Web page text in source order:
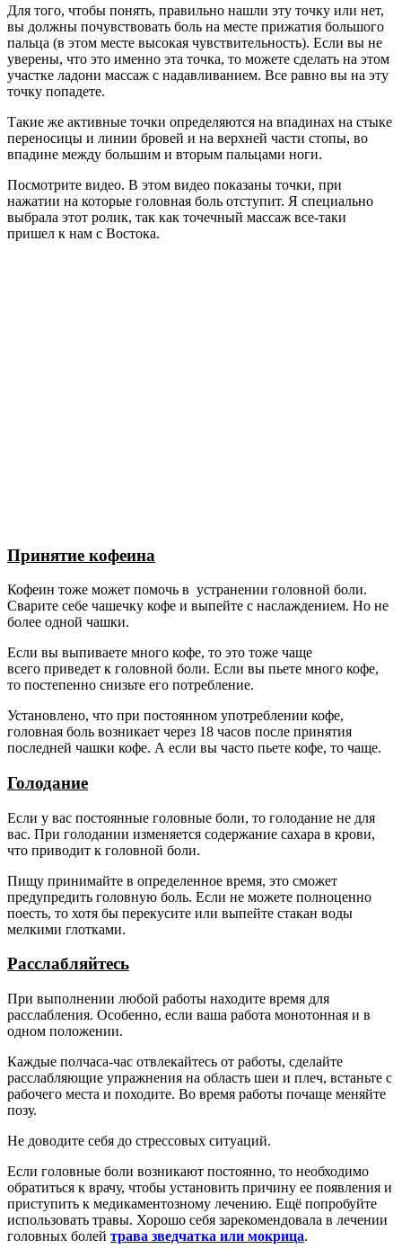
Для того, чтобы понять, правильно нашли эту точку или нет,
вы должны почувствовать боль на месте прижатия большого
пальца (в этом месте высокая чувствительность). Если вы не
уверены, что это именно эта точка, то можете сделать на этом
участке ладони массаж с надавливанием. Все равно вы на эту
точку попадете.
Такие же активные точки определяются на впадинах на стыке
переносицы и линии бровей и на верхней части стопы, во
впадине между большим и вторым пальцами ноги.
Посмотрите видео. В этом видео показаны точки, при
нажатии на которые головная боль отступит. Я специально
выбрала этот ролик, так как точечный массаж все-таки
пришел к нам с Востока.
Принятие кофеина
Кофеин тоже может помочь в устранении головной боли.
Сварите себе чашечку кофе и выпейте с наслаждением. Но не
более одной чашки.
Если вы выпиваете много кофе, то это тоже чаще
всего приведет к головной боли. Если вы пьете много кофе,
то постепенно снизьте его потребление.
Установлено, что при постоянном употреблении кофе,
головная боль возникает через 18 часов после принятия
последней чашки кофе. А если вы часто пьете кофе, то чаще.
Голодание
Если у вас постоянные головные боли, то голодание не для
вас. При голодании изменяется содержание сахара в крови,
что приводит к головной боли.
Пищу принимайте в определенное время, это сможет
предупредить головную боль. Если не можете полноценно
поесть, то хотя бы перекусите или выпейте стакан воды
мелкими глотками.
Расслабляйтесь
При выполнении любой работы находите время для
расслабления. Особенно, если ваша работа монотонная и в
одном положении.
Каждые полчаса-час отвлекайтесь от работы, сделайте
расслабляющие упражнения на область шеи и плеч, встаньте с
рабочего места и походите. Во время работы почаще меняйте
позу.
Не доводите себя до стрессовых ситуаций.
Если головные боли возникают постоянно, то необходимо
обратиться к врачу, чтобы установить причину ее появления и
приступить к медикаментозному лечению. Ещё попробуйте
использовать травы. Хорошо себя зарекомендовала в лечении
головных болей трава зведчатка или мокрица.